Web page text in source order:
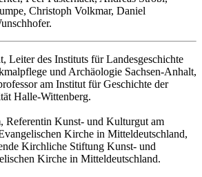
Christoph Volkmar, Daniel
Leiter des Instituts für Landesgeschichte
und Archäologie Sachsen-Anhalt,
am Institut für Geschichte der
Halle-Wittenberg.
Referentin Kunst- und Kulturgut am
Kirche in Mitteldeutschland,
Kirchliche Stiftung Kunst- und
Kirche in Mitteldeutschland.